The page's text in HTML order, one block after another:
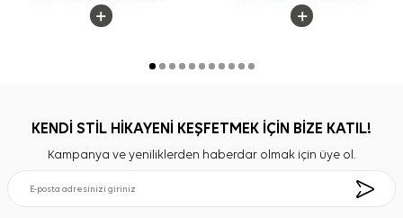
KENDİ STİL HİKAYENİ KEŞFETMEK İÇİN BİZE KATIL!
Kampanya ve yeniliklerden haberdar olmak için üye ol.